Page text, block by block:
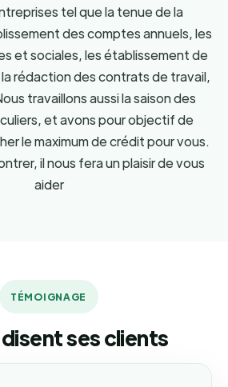
tel que la tenue de la
des comptes annuels, les
et sociales, les établissement de
rédaction des contrats de travail,
travaillons aussi la saison des
et avons pour objectif de
le maximum de crédit pour vous.
il nous fera un plaisir de vous
aider
TÉMOIGNAGE
ses clients